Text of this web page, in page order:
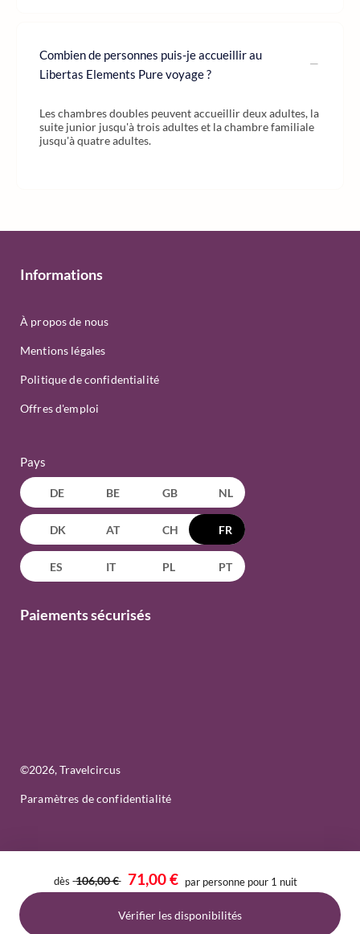
Combien de personnes puis-je accueillir au
Libertas Elements Pure voyage ?
Les chambres doubles peuvent accueillir deux adultes, la
suite junior jusqu'à trois adultes et la chambre familiale
jusqu'à quatre adultes.
dès 106,00 € 71,00 € par personne pour 1 nuit
Vérifier les disponibilités
Informations
À propos de nous
Mentions légales
Politique de confidentialité
Offres d'emploi
Pays
DE BE GB NL
DK AT CH FR
ES IT PL PT
Paiements sécurisés
©2026, Travelcircus
Paramètres de confidentialité